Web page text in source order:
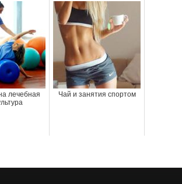
лечебная
Чай и занятия спортом